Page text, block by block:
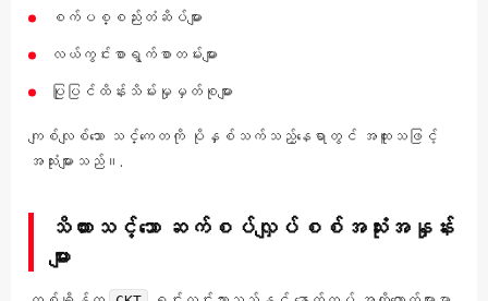
စက်ပစ္စည်းတံဆိပ်များ
လယ်ကွင်းစာရွက်စာတမ်းများ
ပြုပြင်ထိန်းသိမ်းမှုမှတ်စုများ
ကျစ်လျစ်သော သင်္ကေတကို ပိုနှစ်သက်သည့်နေရာတွင် အထူးသဖြင့်
အသုံးများသည်။.
သိထားသင့်သော ဆက်စပ်လျှပ်စစ်အသုံးအနှုန်း
များ